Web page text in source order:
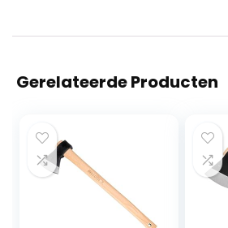
Gerelateerde Producten